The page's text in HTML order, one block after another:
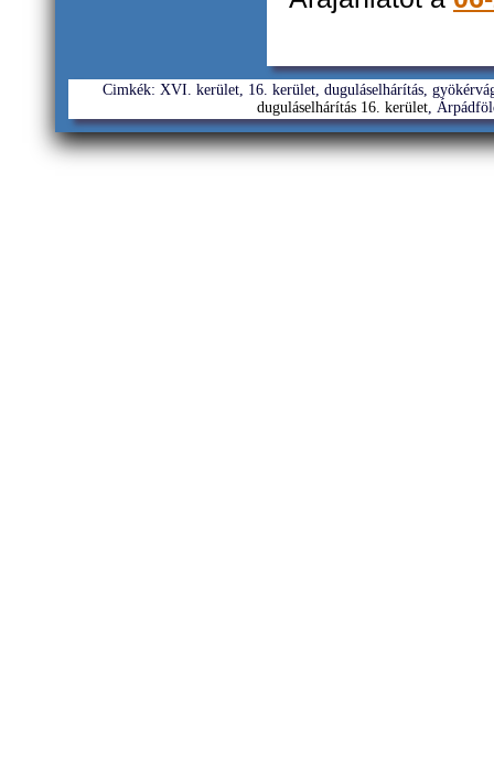
Cimkék: XVI. kerület, 16. kerület, duguláselhárítás,
duguláselhárítás 16. kerület ,